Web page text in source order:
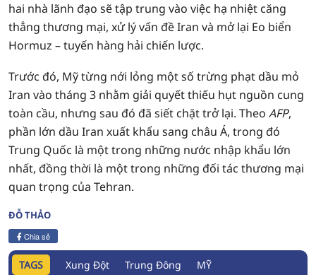
hai nhà lãnh đạo sẽ tập trung vào việc hạ nhiệt căng
thẳng thương mại, xử lý vấn đề Iran và mở lại Eo biển
Hormuz – tuyến hàng hải chiến lược.
Trước đó, Mỹ từng nới lỏng một số trừng phạt dầu mỏ
Iran vào tháng 3 nhằm giải quyết thiếu hụt nguồn cung
toàn cầu, nhưng sau đó đã siết chặt trở lại. Theo AFP,
phần lớn dầu Iran xuất khẩu sang châu Á, trong đó
Trung Quốc là một trong những nước nhập khẩu lớn
nhất, đồng thời là một trong những đối tác thương mại
quan trọng của Tehran.
ĐỖ THẢO
Chia sẻ
TAGS Xung Đột Trung Đông
MỸ